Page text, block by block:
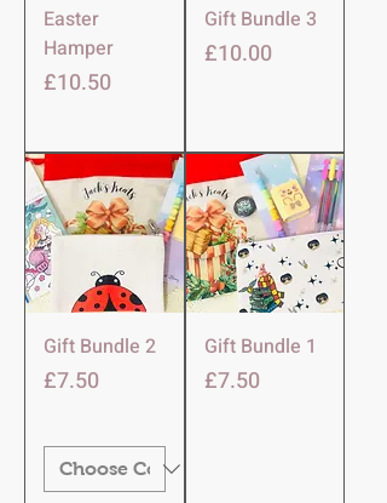
Easter
Hamper
価格
£10.50
Gift Bundle 3
価格
£10.00
Gift Bundle 2
価格
£7.50
Gift Bundle 1
価格
£7.50